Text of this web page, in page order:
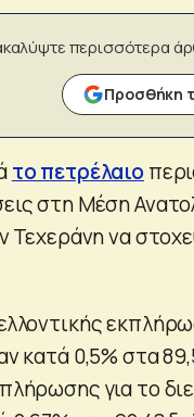
περισσότερα
Προσθήκη
το πετρέλαιο
στη Μέση
Τεχεράνη να
κατά 0,5% στα
για το